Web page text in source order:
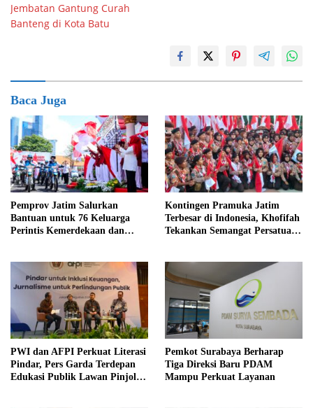
Jembatan Gantung Curah
Banteng di Kota Batu
Baca Juga
Pemprov Jatim Salurkan
Bantuan untuk 76 Keluarga
Perintis Kemerdekaan dan
Kontingen Pramuka Jatim
Terbesar di Indonesia, Khofifah
Tekankan Semangat Persatuan
PWI dan AFPI Perkuat Literasi
Pindar, Pers Garda Terdepan
Edukasi Publik Lawan Pinjol
Pemkot Surabaya Berharap
Tiga Direksi Baru PDAM
Mampu Perkuat Layanan